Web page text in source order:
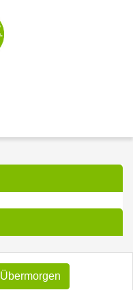
Übermorgen